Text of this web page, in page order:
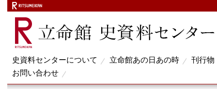
史資料センターについて 立命館あの日あの時
刊行物
お問い合わせ